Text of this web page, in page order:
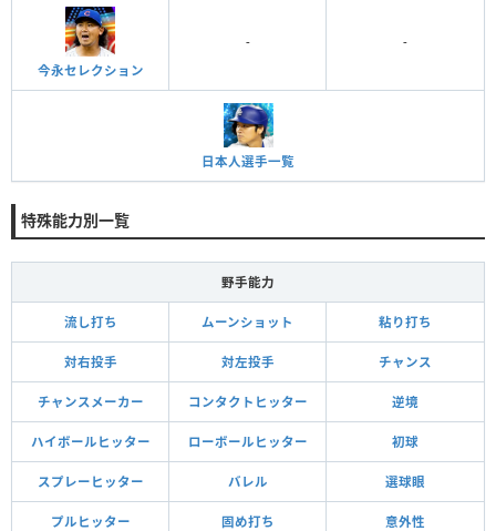
今永セレクション
- -
日本人選手一覧
特殊能力別一覧
野手能力
流し打ち ムーンショット 粘り打ち
対右投手 対左投手 チャンス
チャンスメーカー コンタクトヒッター 逆境
ハイボールヒッター ローボールヒッター 初球
スプレーヒッター バレル 選球眼
プルヒッター 固め打ち 意外性